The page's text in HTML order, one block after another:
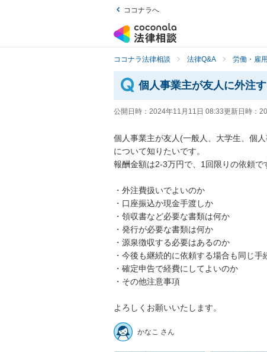
ココナラへ
ココナラ法律相談 法律Q&A 労働・雇
個人事業主が友人に外注
公開日時： 2024年11月11日 08:33更新日時：
個人事業主が友人(一般人、大学生、個
について知りたいです。
報酬金額は2-3万円で、1回限りの依頼で
・外注費扱いでよいのか
・口座振込か現金手渡しか
・領収書など必要な書類は何か
・発行が必要な書類は何か
・源泉徴収する必要はあるのか
・今後も継続的に依頼する場合も同じ
・確定申告で経費にしてよいのか
・その他注意事項
よろしくお願いいたします。
かなこ さん